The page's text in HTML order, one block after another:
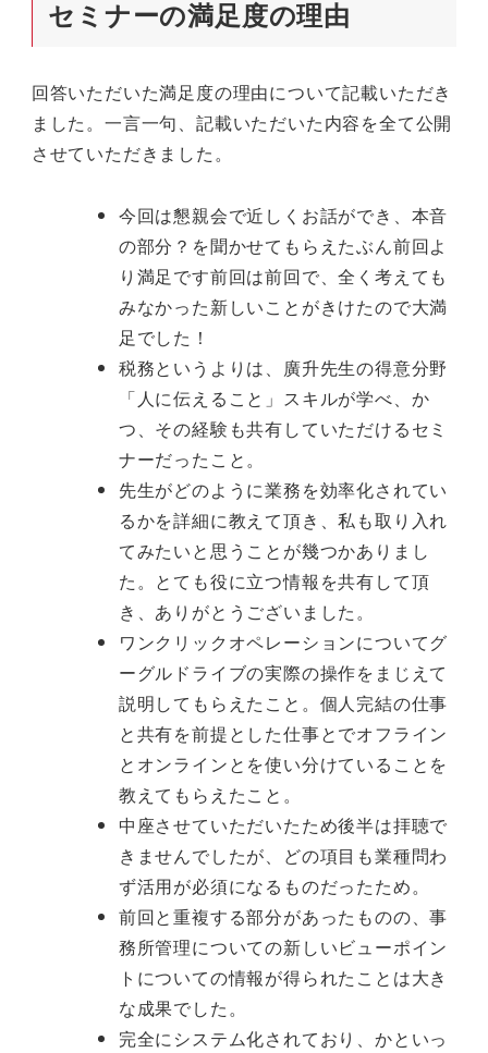
セミナーの満足度の理由
回答いただいた満足度の理由について記載いただき
ました。一言一句、記載いただいた内容を全て公開
させていただきました。
今回は懇親会で近しくお話ができ、本音
の部分？を聞かせてもらえたぶん前回よ
り満足です前回は前回で、全く考えても
みなかった新しいことがきけたので大満
足でした！
税務というよりは、廣升先生の得意分野
「人に伝えること」スキルが学べ、か
つ、その経験も共有していただけるセミ
ナーだったこと。
先生がどのように業務を効率化されてい
るかを詳細に教えて頂き、私も取り入れ
てみたいと思うことが幾つかありまし
た。とても役に立つ情報を共有して頂
き、ありがとうございました。
ワンクリックオペレーションについてグ
ーグルドライブの実際の操作をまじえて
説明してもらえたこと。個人完結の仕事
と共有を前提とした仕事とでオフライン
とオンラインとを使い分けていることを
教えてもらえたこと。
中座させていただいたため後半は拝聴で
きませんでしたが、どの項目も業種問わ
ず活用が必須になるものだったため。
前回と重複する部分があったものの、事
務所管理についての新しいビューポイン
トについての情報が得られたことは大き
な成果でした。
完全にシステム化されており、かといっ